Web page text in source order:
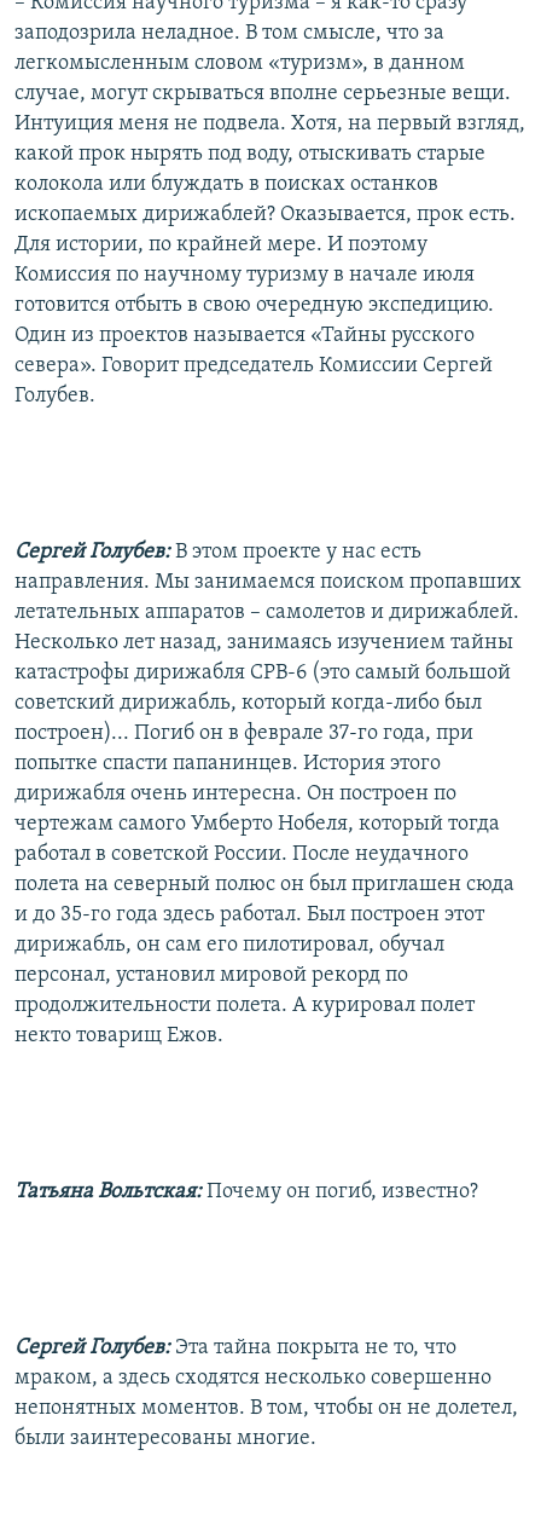
заподозрила неладное. В том смысле, что за
легкомысленным словом «туризм», в данном
случае, могут скрываться вполне серьезные вещи.
Интуиция меня не подвела. Хотя, на первый взгляд,
какой прок нырять под воду, отыскивать старые
колокола или блуждать в поисках останков
ископаемых дирижаблей? Оказывается, прок есть.
Для истории, по крайней мере. И поэтому
Комиссия по научному туризму в начале июля
готовится отбыть в свою очередную экспедицию.
Один из проектов называется «Тайны русского
севера». Говорит председатель Комиссии Сергей
Голубев.
Сергей Голубев:В этом проекте у нас есть
направления. Мы занимаемся поиском пропавших
летательных аппаратов – самолетов и дирижаблей.
Несколько лет назад, занимаясь изучением тайны
катастрофы дирижабля СРВ-6 (это самый большой
советский дирижабль, который когда-либо был
построен)... Погиб он в феврале 37-го года, при
попытке спасти папанинцев. История этого
дирижабля очень интересна. Он построен по
чертежам самого Умберто Нобеля, который тогда
работал в советской России. После неудачного
полета на северный полюс он был приглашен сюда
и до 35-го года здесь работал. Был построен этот
дирижабль, он сам его пилотировал, обучал
персонал, установил мировой рекорд по
продолжительности полета. А курировал полет
некто товарищ Ежов.
Татьяна Вольтская:Почему он погиб, известно?
Сергей Голубев: Эта тайна покрыта не то, что
мраком, а здесь сходятся несколько совершенно
непонятных моментов. В том, чтобы он не долетел,
были заинтересованы многие.